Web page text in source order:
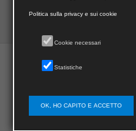
Politica sulla privacy e sui cookie
Cookie necessari
Statistiche
OK, HO CAPITO E ACCETTO